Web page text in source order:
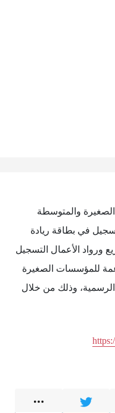
الصغيرة والمتوسطة
في بطاقة ريادة
ورواد الأعمال التسجيل
للمؤسسات الصغيرة
الرسمية، وذلك من خلال